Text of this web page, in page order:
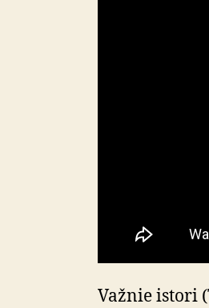
Važnie istori